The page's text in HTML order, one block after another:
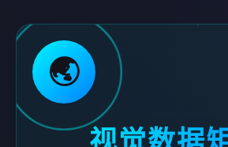
🌏